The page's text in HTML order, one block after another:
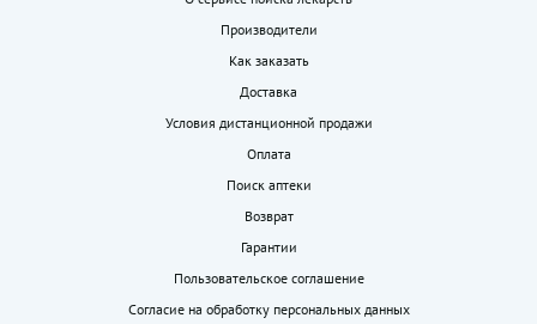
Производители
Как заказать
Доставка
Условия дистанционной продажи
Оплата
Поиск аптеки
Возврат
Гарантии
Пользовательское соглашение
Согласие на обработку персональных данных